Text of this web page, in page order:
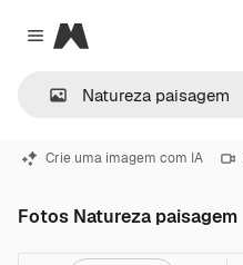
Close menu
Magnific
Crie uma imagem com IA
Fotos Natureza paisagem